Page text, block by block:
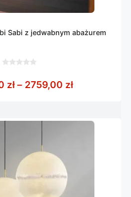
Sabi z jedwabnym abażurem
5 zł – 2759,00 złZakres cen: